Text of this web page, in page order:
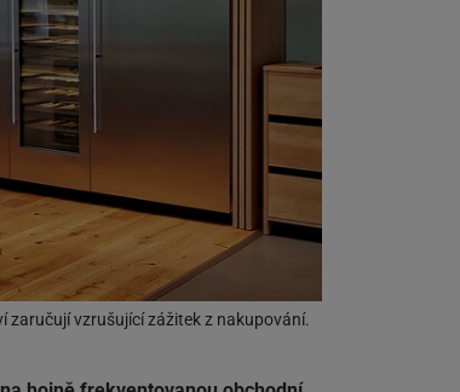
vzrušující zážitek z nakupování.